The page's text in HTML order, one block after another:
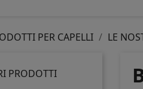
PER CAPELLI LE
PRODOTTI